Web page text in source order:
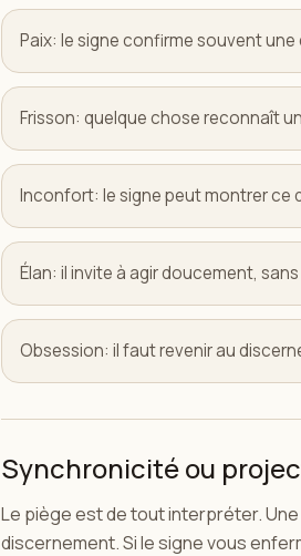
Paix: le signe confirme souvent
Frisson: quelque chose reconnaît
Inconfort: le signe peut montrer ce
Élan: il invite à agir doucement,
Obsession: il faut revenir au
Synchronicité ou
Le piège est de tout interpréter.
discernement. Si le signe vous